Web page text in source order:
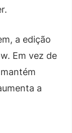
a edição
Em vez de
a